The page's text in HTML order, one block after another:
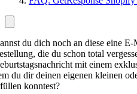
du dich noch an diese eine
die du schon total
mit einem
du dir deinen eigenen kleinen
konntest?